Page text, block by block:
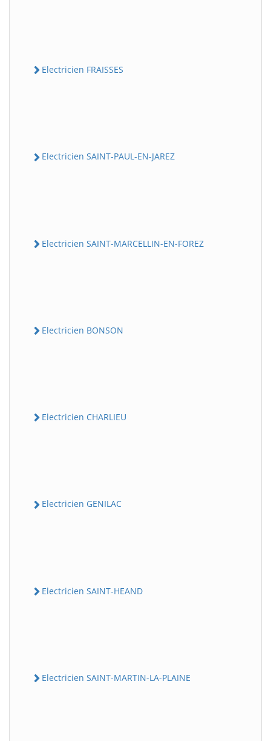
Electricien FRAISSES
Electricien SAINT-PAUL-EN-JAREZ
Electricien SAINT-MARCELLIN-EN-FOREZ
Electricien BONSON
Electricien CHARLIEU
Electricien GENILAC
Electricien SAINT-HEAND
Electricien SAINT-MARTIN-LA-PLAINE